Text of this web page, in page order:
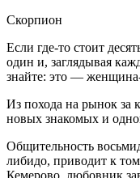
Скорпион
Если где-то стоит
один и, заглядывая
знайте: это —
Из похода на рынок за
новых знакомых и
Общительность
либидо, приводит к
Кемерово, любовник